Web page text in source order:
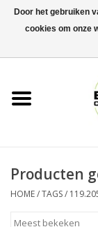
KS TOOLS
Next
Producten
HOME/TAGS/
Door het gebruiken
cookies om onze